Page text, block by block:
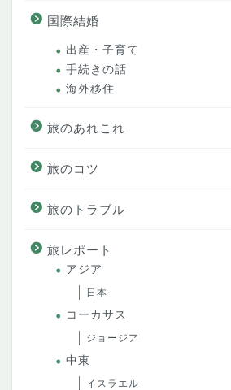
国際結婚
出産・子育て
手続きの話
海外移住
旅のあれこれ
旅のコツ
旅のトラブル
旅レポート
アジア
日本
コーカサス
ジョージア
中東
イスラエル